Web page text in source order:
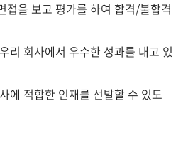
접을 보고 평가를 하여 합격/불합격
리 회사에서 우수한 성과를 내고 있
에 적합한 인재를 선발할 수 있도